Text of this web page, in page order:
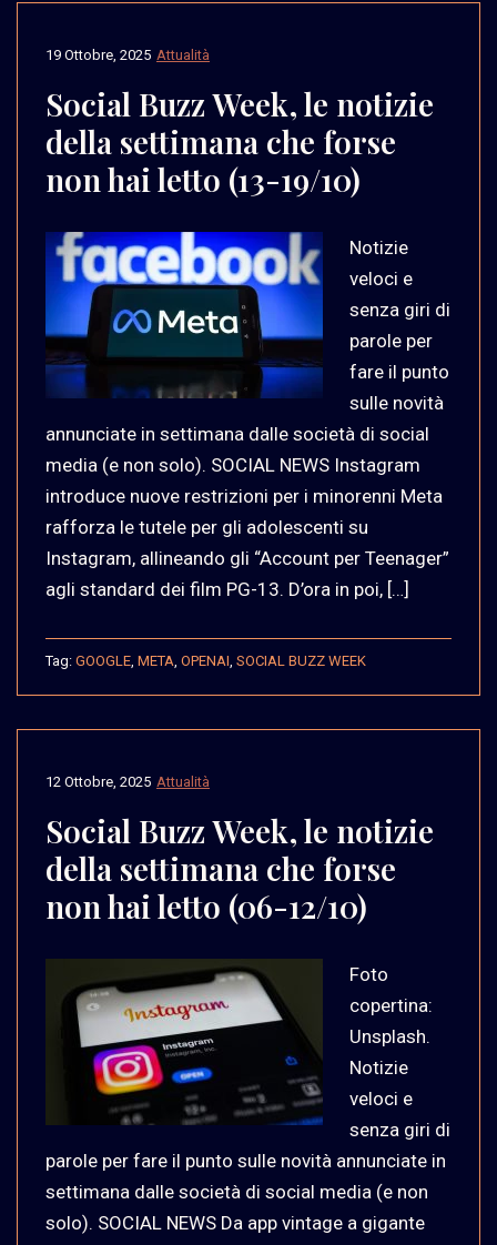
Attualità
19 Ottobre, 2025
Social Buzz Week, le notizie
della settimana che forse
non hai letto (13-19/10)
Notizie
veloci e
senza giri di
parole per
fare il punto
sulle novità
annunciate in settimana dalle società di social
media (e non solo). SOCIAL NEWS Instagram
introduce nuove restrizioni per i minorenni Meta
rafforza le tutele per gli adolescenti su
Instagram, allineando gli “Account per Teenager”
agli standard dei film PG-13. D’ora in poi, […]
Tag: GOOGLE META OPENAI SOCIAL BUZZ WEEK
Attualità
12 Ottobre, 2025
Social Buzz Week, le notizie
della settimana che forse
non hai letto (06-12/10)
Foto
copertina:
Unsplash.
Notizie
veloci e
senza giri di
parole per fare il punto sulle novità annunciate in
settimana dalle società di social media (e non
solo). SOCIAL NEWS Da app vintage a gigante